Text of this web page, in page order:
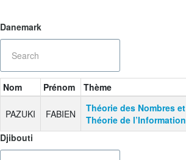
Danemark
Nom Prénom Thème
PAZUKI FABIEN
Théorie des Nombres et
Théorie de l’Information
Djibouti